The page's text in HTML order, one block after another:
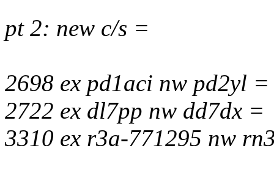
pt 2: new c/s =
2698 ex pd1aci nw pd2yl =
2722 ex dl7pp nw dd7dx =
3310 ex r3a-771295 nw